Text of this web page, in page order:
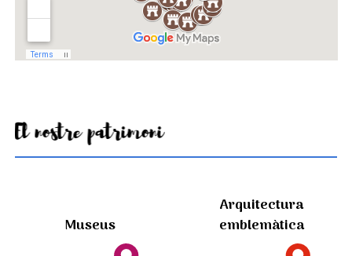
El nostre patrimoni
Museus
Arquitectura
emblemàtica